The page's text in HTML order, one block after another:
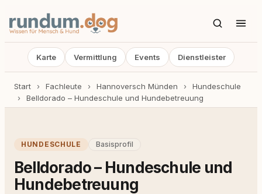
Karte Vermittlung Events Dienstleister
Start › Fachleute › Hannoversch Münden ›
Hundeschule
›
Belldorado – Hundeschule und Hundebetreuung
HUNDESCHULE Basisprofil
Belldorado – Hundeschule und
Hundebetreuung